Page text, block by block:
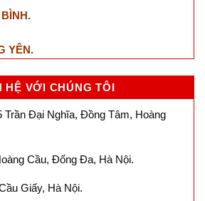
.
YÊN.
HỆ VỚI CHÚNG TÔI
Trần Đại Nghĩa, Đồng Tâm, Hoàng
Cầu, Đống Đa, Hà Nội.
Giấy, Hà Nội.